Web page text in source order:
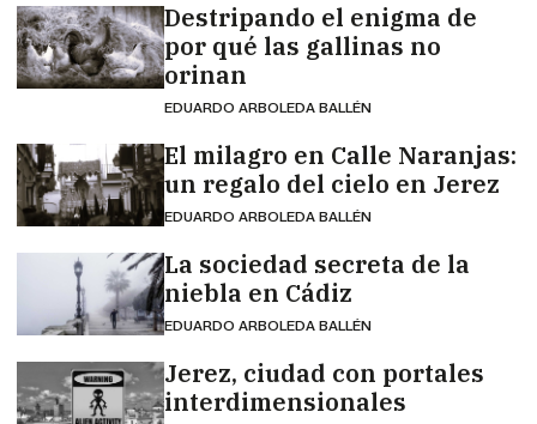
Destripando el enigma de
por qué las gallinas no
orinan
EDUARDO ARBOLEDA BALLÉN
El milagro en Calle Naranjas:
un regalo del cielo en Jerez
EDUARDO ARBOLEDA BALLÉN
La sociedad secreta de la
niebla en Cádiz
EDUARDO ARBOLEDA BALLÉN
Jerez, ciudad con portales
interdimensionales